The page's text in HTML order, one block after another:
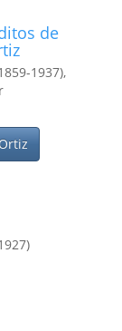
de
1937),